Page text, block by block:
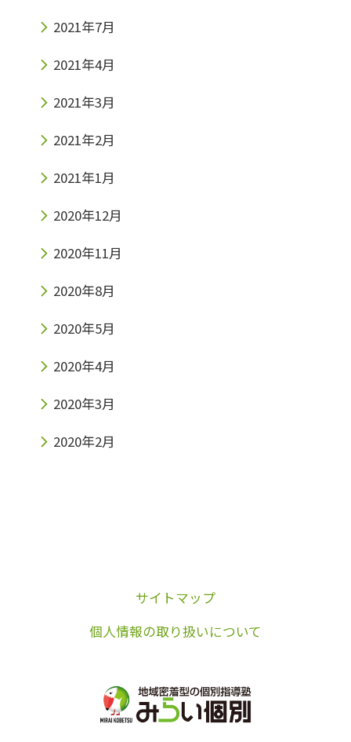
2021年7月
2021年4月
2021年3月
2021年2月
2021年1月
2020年12月
2020年11月
2020年8月
2020年5月
2020年4月
2020年3月
2020年2月
サイトマップ
個人情報の取り扱いについて